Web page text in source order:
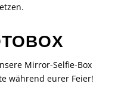
Mirror-Selfie-Box
während eurer Feier!